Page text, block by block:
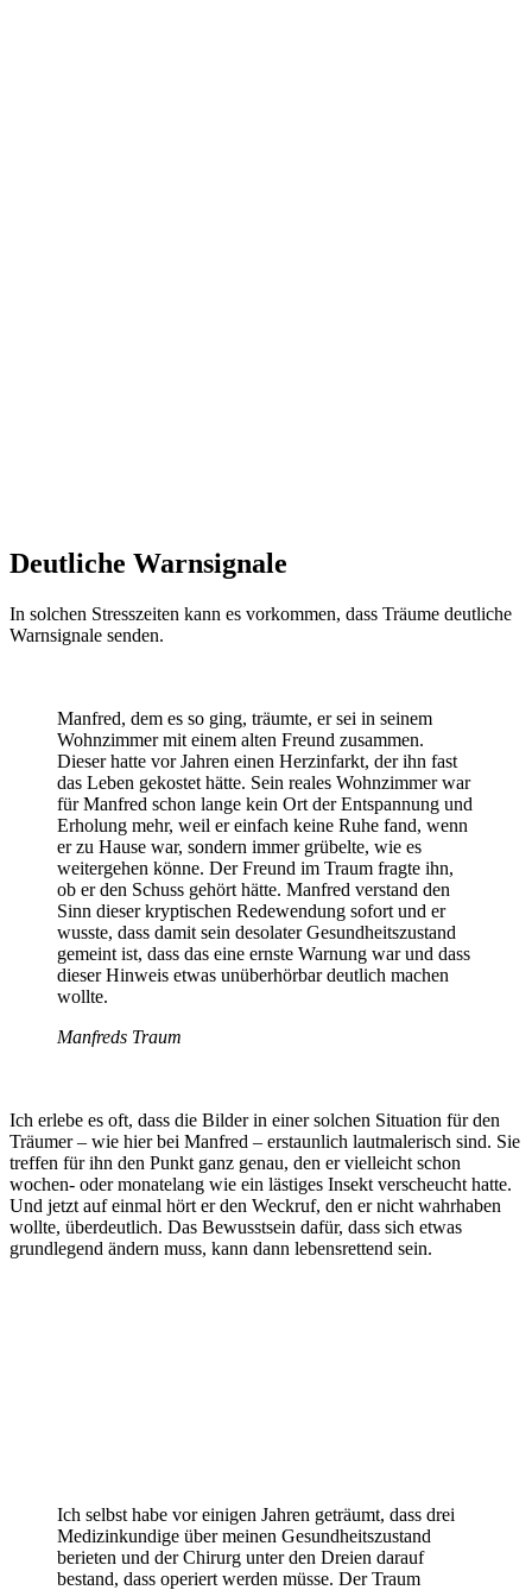
Deutliche Warnsignale
In solchen Stresszeiten kann es vorkommen, dass Träume deutliche
Warnsignale senden.
Manfred, dem es so ging, träumte, er sei in seinem
Wohnzimmer mit einem alten Freund zusammen.
Dieser hatte vor Jahren einen Herzinfarkt, der ihn fast
das Leben gekostet hätte. Sein reales Wohnzimmer war
für Manfred schon lange kein Ort der Entspannung und
Erholung mehr, weil er einfach keine Ruhe fand, wenn
er zu Hause war, sondern immer grübelte, wie es
weitergehen könne. Der Freund im Traum fragte ihn,
ob er den Schuss gehört hätte. Manfred verstand den
Sinn dieser kryptischen Redewendung sofort und er
wusste, dass damit sein desolater Gesundheitszustand
gemeint ist, dass das eine ernste Warnung war und dass
dieser Hinweis etwas unüberhörbar deutlich machen
wollte.
Manfreds Traum
Ich erlebe es oft, dass die Bilder in einer solchen Situation für den
Träumer – wie hier bei Manfred – erstaunlich lautmalerisch sind. Sie
treffen für ihn den Punkt ganz genau, den er vielleicht schon
wochen- oder monatelang wie ein lästiges Insekt verscheucht hatte.
Und jetzt auf einmal hört er den Weckruf, den er nicht wahrhaben
wollte, überdeutlich. Das Bewusstsein dafür, dass sich etwas
grundlegend ändern muss, kann dann lebensrettend sein.
Ich selbst habe vor einigen Jahren geträumt, dass drei
Medizinkundige über meinen Gesundheitszustand
berieten und der Chirurg unter den Dreien darauf
bestand, dass operiert werden müsse. Der Traum